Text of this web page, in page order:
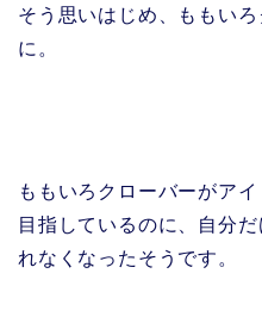
そう思いはじめ、ももい
に。
ももいろクローバーがア
目指しているのに、自分
れなくなったそうです。